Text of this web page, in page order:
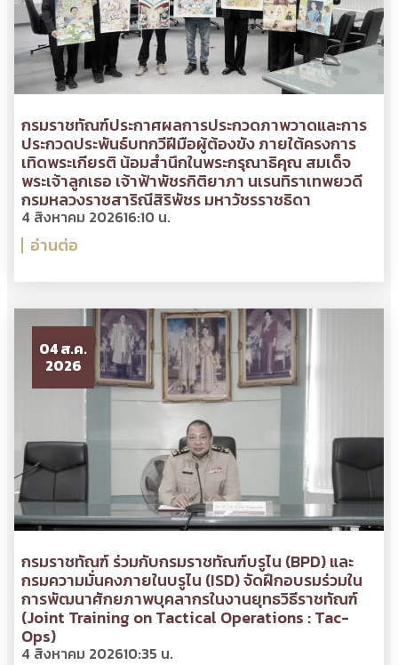
กรมราชทัณฑ์ประกาศผลการประกวดภาพวาดและการ
ประกวดประพันธ์บทกวีฝีมือผู้ต้องขัง ภายใต้ครงการ
เทิดพระเกียรติ น้อมสำนึกในพระกรุณาธิคุณ สมเด็จ
พระเจ้าลูกเธอ เจ้าฟ้าพัชรกิติยาภา นเรนทิราเทพยวดี
กรมหลวงราชสาริณีสิริพัชร มหาวัชรราชธิดา
4 สิงหาคม 202616:10 น.
อ่านต่อ
04 ส.ค.
2026
กรมราชทัณฑ์ ร่วมกับกรมราชทัณฑ์บรูไน (BPD) และ
กรมความมั่นคงภายในบรูไน (ISD) จัดฝึกอบรมร่วมใน
การพัฒนาศักยภาพบุคลากรในงานยุทธวิธีราชทัณฑ์
(Joint Training on Tactical Operations : Tac-
Ops)
4 สิงหาคม 202610:35 น.